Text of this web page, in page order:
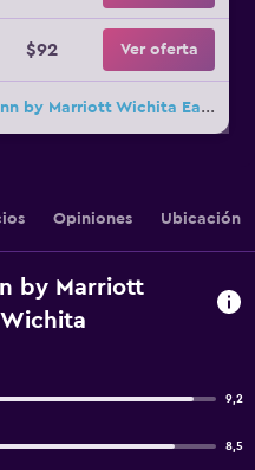
$92 Ver oferta
25 ofertas más de Residence Inn by Marriott Wichita East at Plazzio
Opiniones Ubicación
by Marriott
9,2
8,5